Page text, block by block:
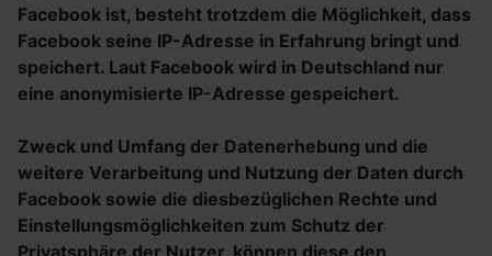
Facebook ist, besteht trotzdem die Möglichkeit, dass
Facebook seine IP-Adresse in Erfahrung bringt und
speichert. Laut Facebook wird in Deutschland nur
eine anonymisierte IP-Adresse gespeichert.
Zweck und Umfang der Datenerhebung und die
weitere Verarbeitung und Nutzung der Daten durch
Facebook sowie die diesbezüglichen Rechte und
Einstellungsmöglichkeiten zum Schutz der
Privatsphäre der Nutzer, können diese den